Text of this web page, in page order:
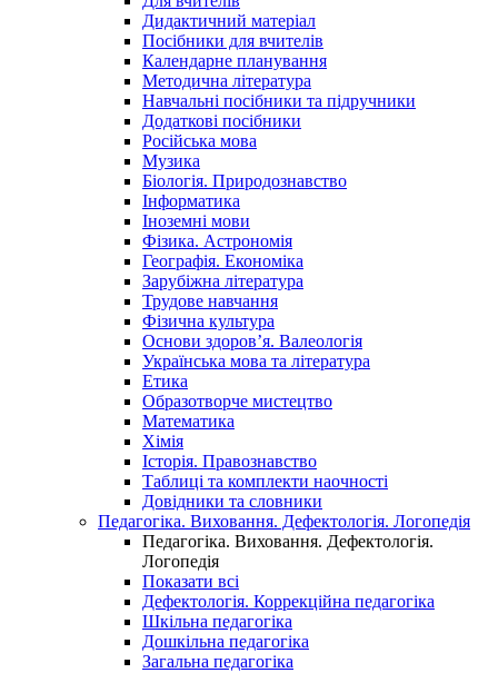
Дидактичний матеріал
Посібники для вчителів
Календарне планування
Методична література
Навчальні посібники та підручники
Додаткові посібники
Російська мова
Музика
Біологія. Природознавство
Інформатика
Іноземні мови
Фізика. Астрономія
Географія. Економіка
Зарубіжна література
Трудове навчання
Фізична культура
Основи здоров’я. Валеологія
Українська мова та література
Етика
Образотворче мистецтво
Математика
Хімія
Історія. Правознавство
Таблиці та комплекти наочності
Довідники та словники
Педагогіка. Виховання. Дефектологія. Логопедія
Педагогіка. Виховання. Дефектологія.
Логопедія
Показати всі
Дефектологія. Коррекційна педагогіка
Шкільна педагогіка
Дошкільна педагогіка
Загальна педагогіка